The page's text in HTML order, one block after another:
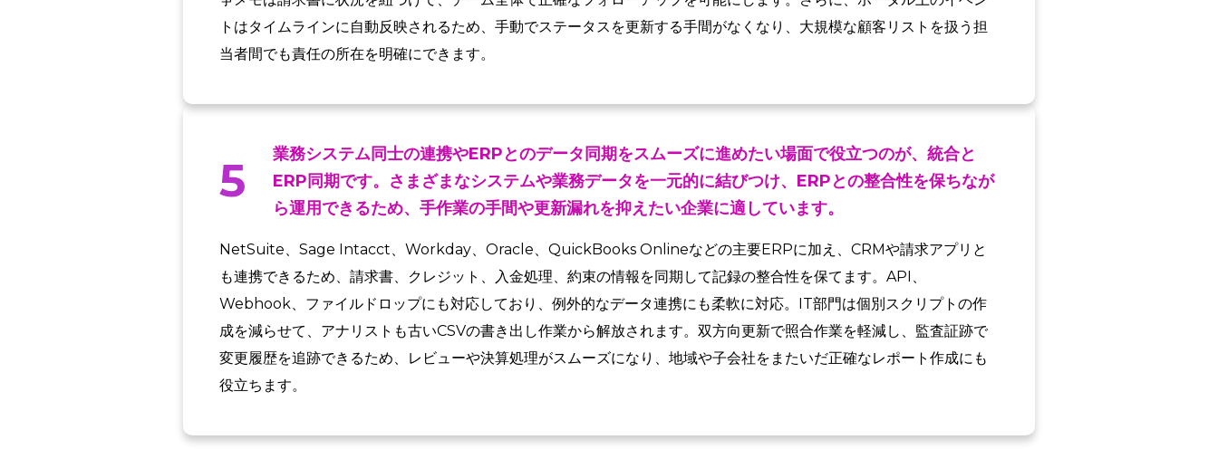
トはタイムラインに自動反映されるため、手動でステータスを更新する手間がなくなり、大規模な顧客リストを扱う担
当者間でも責任の所在を明確にできます。
5
業務システム同士の連携やERPとのデータ同期をスムーズに進めたい場面で役立つのが、統合と
ERP同期です。さまざまなシステムや業務データを一元的に結びつけ、ERPとの整合性を保ちなが
ら運用できるため、手作業の手間や更新漏れを抑えたい企業に適しています。
NetSuite、Sage Intacct、Workday、Oracle、QuickBooks Onlineなどの主要ERPに加え、CRMや請求アプリと
も連携できるため、請求書、クレジット、入金処理、約束の情報を同期して記録の整合性を保てます。API、
Webhook、ファイルドロップにも対応しており、例外的なデータ連携にも柔軟に対応。IT部門は個別スクリプトの作
成を減らせて、アナリストも古いCSVの書き出し作業から解放されます。双方向更新で照合作業を軽減し、監査証跡で
変更履歴を追跡できるため、レビューや決算処理がスムーズになり、地域や子会社をまたいだ正確なレポート作成にも
役立ちます。